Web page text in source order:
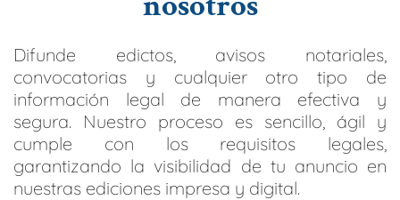
Difunde edictos, avisos notariales,
convocatorias y cualquier otro tipo de
información legal de manera efectiva y
segura. Nuestro proceso es sencillo, ágil y
cumple con los requisitos legales,
garantizando la visibilidad de tu anuncio en
nuestras ediciones impresa y digital.